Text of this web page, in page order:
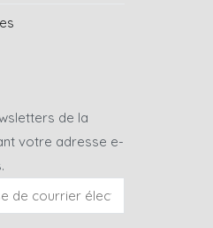
de la
votre adresse e-